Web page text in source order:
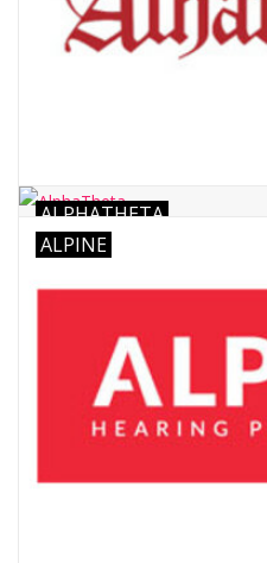
ALPHATHETA
ALPINE